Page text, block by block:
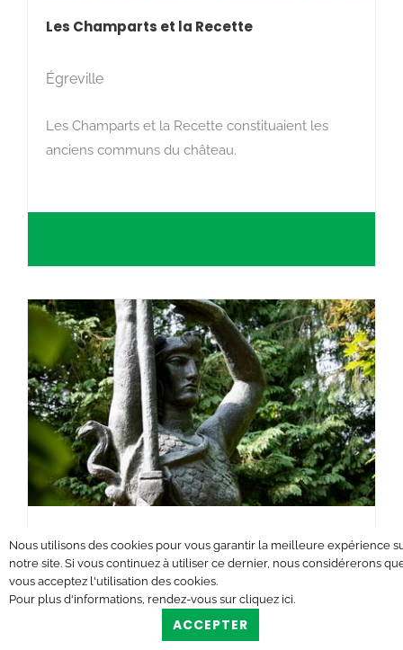
Les Champarts et la Recette
Égreville
Les Champarts et la Recette constituaient les
anciens communs du château.
Musée Jardin Bourdelle
Égreville
Nous utilisons des cookies pour vous garantir la meilleure expérience
notre site. Si vous continuez à utiliser ce dernier, nous considérerons
vous acceptez l'utilisation des cookies.
Pour plus d'informations, rendez-vous sur cliquez ici.
ACCEPTER